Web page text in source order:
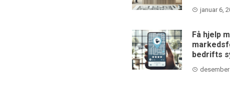
januar 6,
Få hjelp
bedrifts